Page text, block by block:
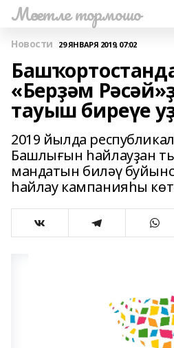
Мәсетле тормошо
Новости 29 ЯНВАРЯ 2019, 07:02
«Берҙәм
тауыш биреүе
2019 йылда
Башлығын һайлауҙан
мандатын биләү
һайлау кампанияһы